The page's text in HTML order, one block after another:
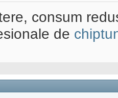
consum
de